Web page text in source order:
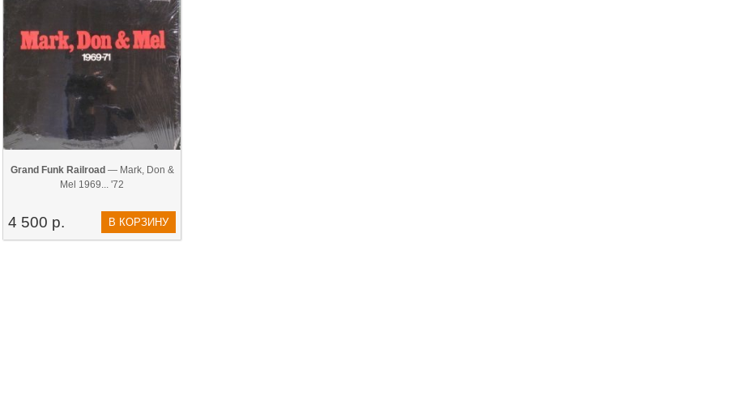
Grand Funk Railroad — Mark, Don &
Mel 1969... '72
4 500 р. В КОРЗИНУ